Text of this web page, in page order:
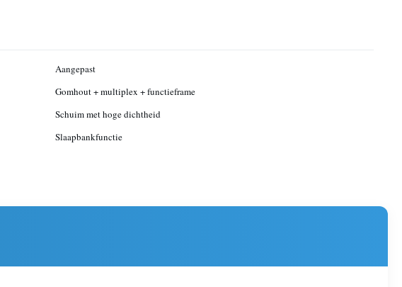
Aangepast
Gomhout + multiplex + functieframe
Schuim met hoge dichtheid
Slaapbankfunctie